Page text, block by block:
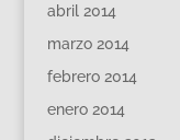
abril 2014
marzo 2014
febrero 2014
enero 2014